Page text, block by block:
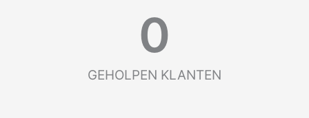
GEHOLPEN KLANTEN
0